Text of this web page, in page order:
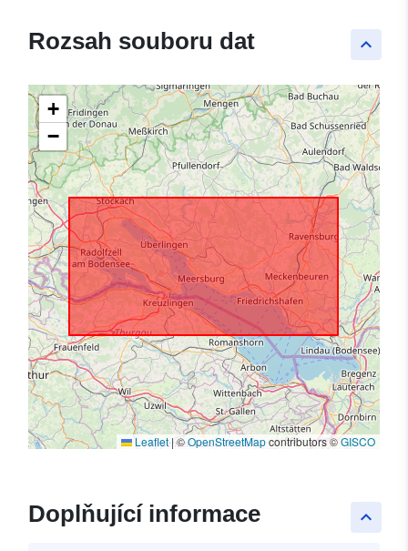
keyboard_arrow_up
Rozsah souboru dat
+
−
Leaflet |©OpenStreetMapcontributors ©GISCO
keyboard_arrow_up
Doplňující informace